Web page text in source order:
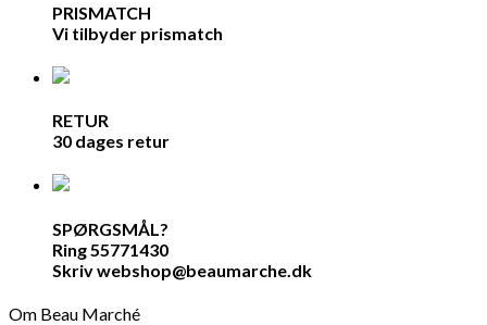
PRISMATCH
Vi tilbyder prismatch
RETUR
30 dages retur
SPØRGSMÅL?
Ring 55771430
Skriv webshop@beaumarche.dk
Om Beau Marché